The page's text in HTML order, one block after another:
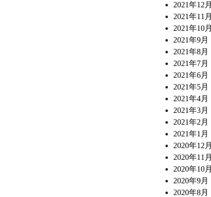
2021年12月
2021年11月
2021年10月
2021年9月
2021年8月
2021年7月
2021年6月
2021年5月
2021年4月
2021年3月
2021年2月
2021年1月
2020年12月
2020年11月
2020年10月
2020年9月
2020年8月